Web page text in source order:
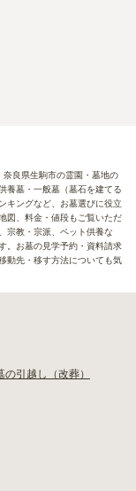
良県生駒市の霊園・墓地の
養墓・一般墓（墓石を建てる
キングなど、お墓選びに役立
図、料金・値段もご覧いただ
宗教・宗派、ペット供養な
。お墓の見学予約・資料請求
動先・移す方法についても気
の引越し（改葬）